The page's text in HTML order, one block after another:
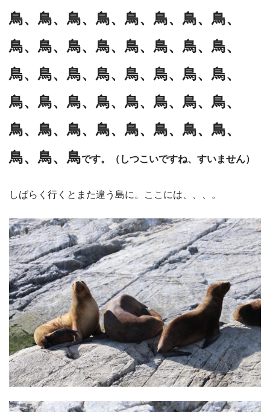
鳥、鳥、鳥、鳥、鳥、鳥、鳥、鳥、
鳥、鳥、鳥、鳥、鳥、鳥、鳥、鳥、
鳥、鳥、鳥、鳥、鳥、鳥、鳥、鳥、
鳥、鳥、鳥、鳥、鳥、鳥、鳥、鳥、
鳥、鳥、鳥、鳥、鳥、鳥、鳥、鳥、
鳥、鳥、鳥です。（しつこいですね、すいません）
しばらく行くとまた違う島に。ここには、、、。